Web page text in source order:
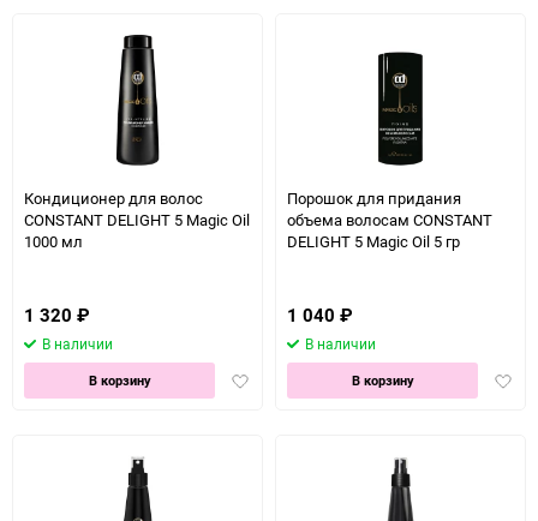
Кондиционер для волос
CONSTANT DELIGHT 5 Magic Oil
1000 мл
1 320 ₽
В наличии
Добавить
В корзину
Порошок для придания
объема волосам CONSTANT
DELIGHT 5 Magic Oil 5 гр
1 040 ₽
В наличии
В корзину